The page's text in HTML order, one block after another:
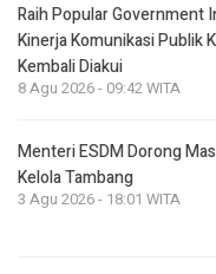
Raih Popular Government
Kinerja Komunikasi Publik
Kembali Diakui
8 Agu 2026 - 09:42 WITA
Menteri ESDM Dorong
Kelola Tambang
3 Agu 2026 - 18:01 WITA